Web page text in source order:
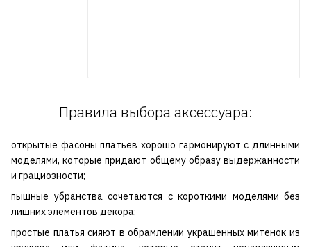
Правила выбора аксессуара:
открытые фасоны платьев хорошо гармонируют с длинными
моделями, которые придают общему образу выдержанности
и грациозности;
пышные убранства сочетаются с короткими моделями без
лишних элементов декора;
простые платья сияют в обрамлении украшенных митенок из